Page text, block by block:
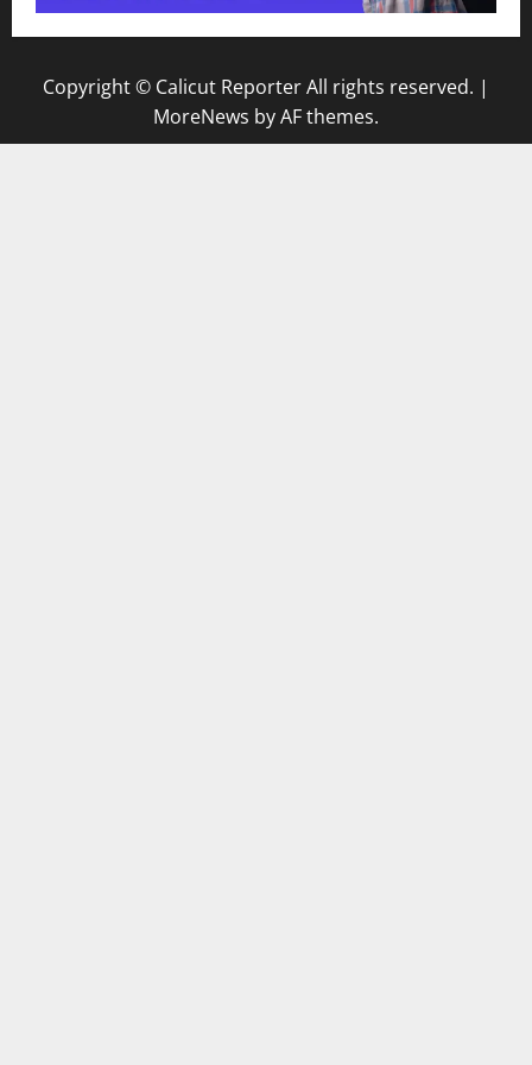
Copyright © Calicut Reporter All rights reserved. |
MoreNews by AF themes.